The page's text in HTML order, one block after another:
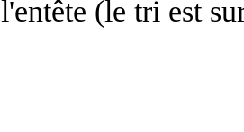
l'entête (le tri est